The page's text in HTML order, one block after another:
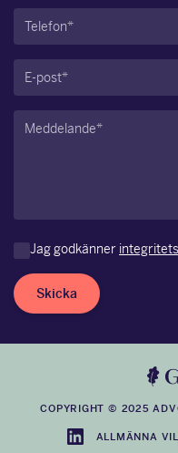
Telefon(Obligatoriskt)
E-
post(Obligatoriskt)
Meddelande(Obligatoriskt)
Jag godkänner
Skicka
COPYRIGHT © 2025
ALLMÄNNA